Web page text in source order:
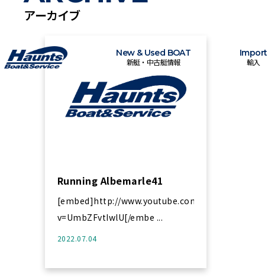
New & Used BOAT
新艇・中古艇情報
Import
輸入
アーカイブ
Running Albemarle41
[embed]http://www.youtube.com/watch?
v=UmbZFvtIwlU[/embe ...
2022.07.04